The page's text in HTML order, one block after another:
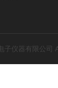
子仪器有限公司